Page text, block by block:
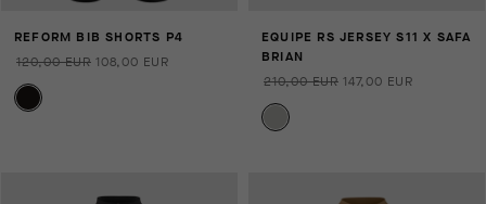
REFORM BIB SHORTS P4
120,00 EUR 108,00 EUR
EQUIPE RS JERSEY S11 X SAFA
BRIAN
210,00 EUR 147,00 EUR